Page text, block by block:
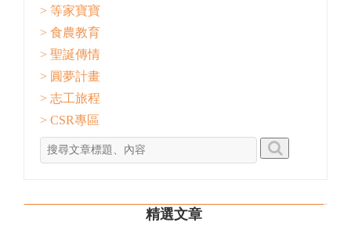
> 等家寶寶
> 食農教育
> 聖誕傳情
> 圓夢計畫
> 志工旅程
> CSR專區
精選文章